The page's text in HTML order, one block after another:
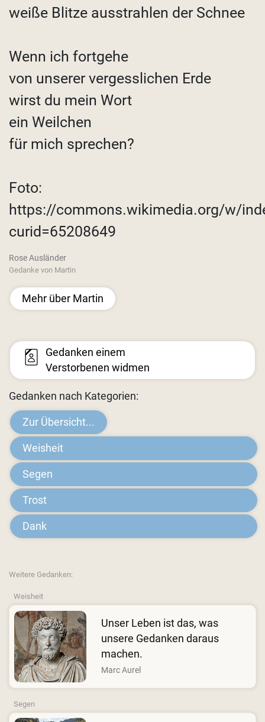
weiße Blitze ausstrahlen der Schnee
Wenn ich fortgehe
von unserer vergesslichen Erde
wirst du mein Wort
ein Weilchen
für mich sprechen?
Foto:
https://commons.wikimedia.org/w/
curid=65208649
Rose Ausländer
Gedanke von Martin
Mehr über Martin
Gedanken einem
Verstorbenen widmen
Gedanken nach Kategorien:
Zur Übersicht...
Weisheit
Segen
Trost
Dank
Weitere Gedanken:
Weisheit
Unser Leben ist das, was
unsere Gedanken daraus
machen.
Marc Aurel
Segen